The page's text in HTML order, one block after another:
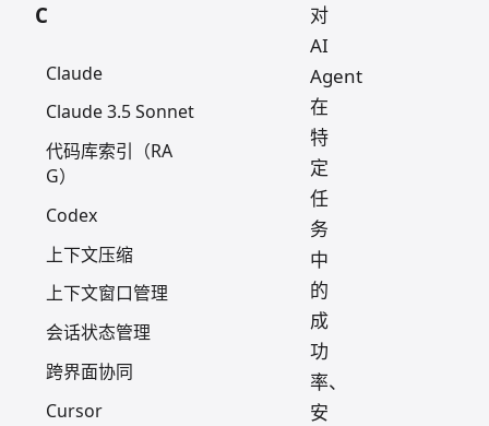
C
Claude
Claude 3.5 Sonnet
代码库索引（RA
G）
Codex
上下文压缩
上下文窗口管理
会话状态管理
跨界面协同
Cursor
对
AI
Agent
在
特
定
任
务
中
的
成
功
率、
安